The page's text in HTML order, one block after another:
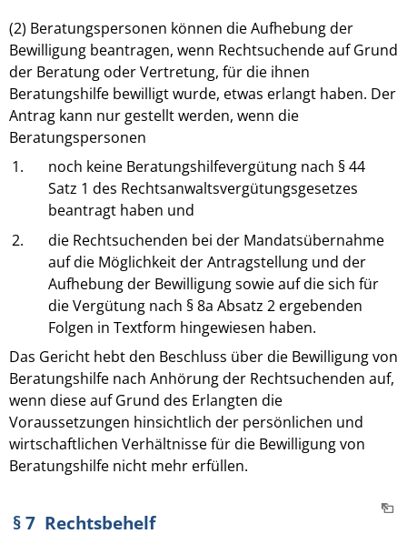
(2) Beratungspersonen können die Aufhebung der
Bewilligung beantragen, wenn Rechtsuchende auf Grund
der Beratung oder Vertretung, für die ihnen
Beratungshilfe bewilligt wurde, etwas erlangt haben. Der
Antrag kann nur gestellt werden, wenn die
Beratungspersonen
1.
noch keine Beratungshilfevergütung nach § 44
Satz 1 des Rechtsanwaltsvergütungsgesetzes
beantragt haben und
2.
die Rechtsuchenden bei der Mandatsübernahme
auf die Möglichkeit der Antragstellung und der
Aufhebung der Bewilligung sowie auf die sich für
die Vergütung nach § 8a Absatz 2 ergebenden
Folgen in Textform hingewiesen haben.
Das Gericht hebt den Beschluss über die Bewilligung von
Beratungshilfe nach Anhörung der Rechtsuchenden auf,
wenn diese auf Grund des Erlangten die
Voraussetzungen hinsichtlich der persönlichen und
wirtschaftlichen Verhältnisse für die Bewilligung von
Beratungshilfe nicht mehr erfüllen.
§ 7 Rechtsbehelf